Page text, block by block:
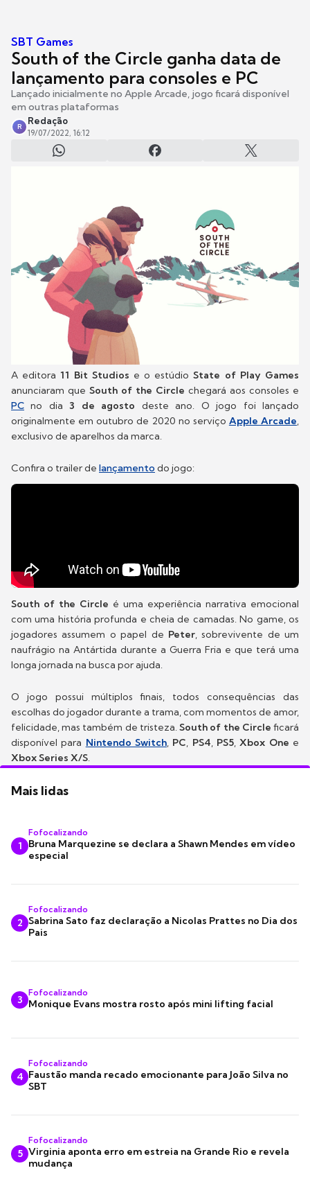
SBT Games
South of the Circle ganha data de
lançamento para consoles e PC
Lançado inicialmente no Apple Arcade, jogo ficará disponível
em outras plataformas
R
Redação
19/07/2022, 16:12
A editora11 Bit Studios e o estúdioState of Play Games
anunciaram que South of the Circle chegará aos consoles e
PC no dia3 de agosto deste ano. O jogo foi lançado
originalmente em outubro de 2020 no serviço Apple Arcade,
exclusivo de aparelhos da marca.
Confira o trailer de lançamento do jogo:
South of the Circle é uma experiência narrativa emocional
com uma história profunda e cheia de camadas. No game, os
jogadores assumem o papel de Peter, sobrevivente de um
naufrágio na Antártida durante a Guerra Fria e que terá uma
longa jornada na busca por ajuda.
O jogo possui múltiplos finais, todos consequências das
escolhas do jogador durante a trama, com momentos de amor,
felicidade, mas também de tristeza.South of the Circleficará
disponível para Nintendo Switch, PC, PS4, PS5,Xbox One e
Xbox Series X/S.
Mais lidas
1
Fofocalizando
Bruna Marquezine se declara a Shawn Mendes em vídeo
especial
2
Fofocalizando
Sabrina Sato faz declaração a Nicolas Prattes no Dia dos
Pais
3
Fofocalizando
Monique Evans mostra rosto após mini lifting facial
4
Fofocalizando
Faustão manda recado emocionante para João Silva no
SBT
5
Fofocalizando
Virginia aponta erro em estreia na Grande Rio e revela
mudança